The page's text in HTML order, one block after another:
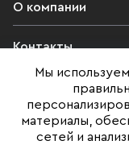
О компании
Контакты
Юридическая
Мы
материалы,
сетей и